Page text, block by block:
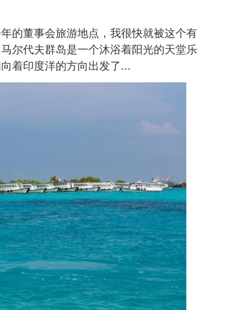
的董事会旅游地点，我很快就被这个有
尔代夫群岛是一个沐浴着阳光的天堂乐
着印度洋的方向出发了…